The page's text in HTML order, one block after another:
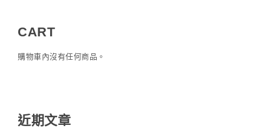
CART
購物車內沒有任何商品。
近期文章